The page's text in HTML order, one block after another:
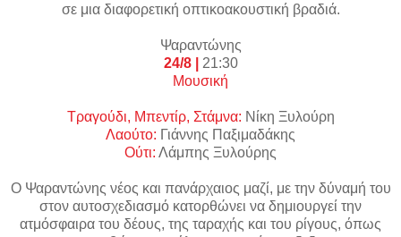
σε μια διαφορετική οπτικοακουστική βραδιά.
Ψαραντώνης
24/8 | 21:30
Μουσική
Tραγούδι, Μπεντίρ, Στάμνα: Νίκη Ξυλούρη
Λαούτο: Γιάννης Παξιμαδάκης
Oύτι: Λάμπης Ξυλούρης
Ο Ψαραντώνης νέος και πανάρχαιος μαζί, με την δύναμή του
στον αυτοσχεδιασμό κατορθώνει να δημιουργεί την
ατμόσφαιρα του δέους, της ταραχής και του ρίγους, όπως